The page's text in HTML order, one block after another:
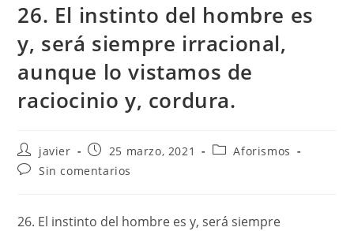
26. El instinto del hombre es
y, será siempre irracional,
aunque lo vistamos de
raciocinio y, cordura.
javier 25 marzo, 2021
Aforismos
Sin comentarios
26. El instinto del hombre es y, será siempre